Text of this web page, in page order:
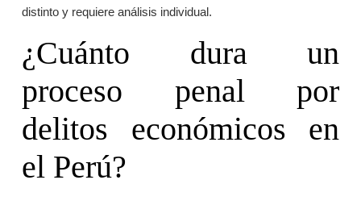
distinto y requiere análisis individual.
¿Cuánto dura un
proceso penal por
delitos económicos en
el Perú?